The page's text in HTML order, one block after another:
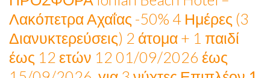
Λακόπετρα Αχαΐας -50% 4 Ημέρες (3
Διανυκτερεύσεις) 2 άτομα + 1 παιδί
έως 12 ετών 12 01/09/2026 έως